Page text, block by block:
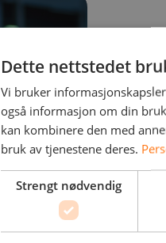
Du får en
dark web.
Vi
relevant
Dette nettstedet
Vi bruker
også informasjon om din
kan kombinere den med
bruk av tjenestene deres.
Strengt nødvendig